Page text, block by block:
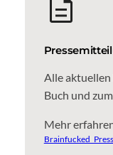
Alle
Buch und
Mehr